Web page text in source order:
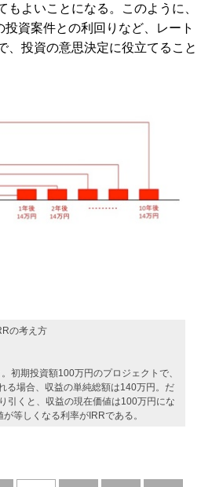
もよいことになる。このように、
投資案件との利回りなど、レート
、投資の意思決定に役立てること
の考え方
初期投資額100万円のプロジェクトで、
る場合、収益の単純総額は140万円。だ
引くと、収益の現在価値は100万円にな
等しくなる利率がIRRである。